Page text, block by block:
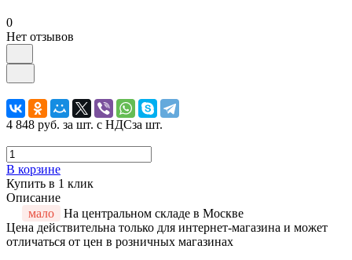
0
Нет отзывов
4 848 руб. за шт. с НДСза шт.
В корзине
Купить в 1 клик
Описание
мало
На центральном складе в Москве
Цена действительна только для интернет-магазина и может
отличаться от цен в розничных магазинах